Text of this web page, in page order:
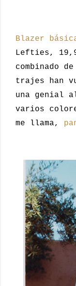
Blazer
Lefties,
combinado
trajes han
una genial
varios
me llama,